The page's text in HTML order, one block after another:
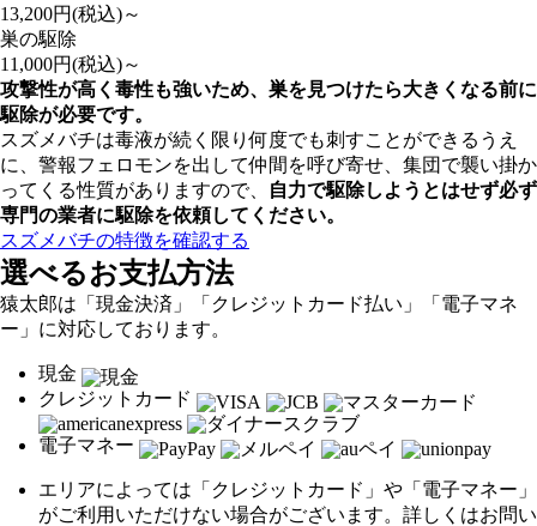
13,200円(税込)～
巣の駆除
11,000円(税込)～
攻撃性が高く毒性も強いため、巣を見つけたら大きくなる前に
駆除が必要です。
スズメバチは毒液が続く限り何度でも刺すことができるうえ
に、警報フェロモンを出して仲間を呼び寄せ、集団で襲い掛か
ってくる性質がありますので、
自力で駆除しようとはせず必ず
専門の業者に駆除を依頼してください。
スズメバチの特徴を確認する
選べるお支払方法
猿太郎は「現金決済」「クレジットカード払い」「電子マネ
ー」に対応しております。
現金
クレジットカード
電子マネー
エリアによっては「クレジットカード」や「電子マネー」
がご利用いただけない場合がございます。詳しくはお問い